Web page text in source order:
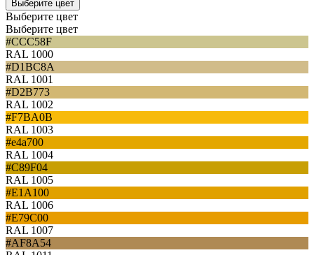
Выберите цвет
Выберите цвет
Выберите цвет
#CCC58F
RAL 1000
#D1BC8A
RAL 1001
#D2B773
RAL 1002
#F7BA0B
RAL 1003
#e4a700
RAL 1004
#C89F04
RAL 1005
#E1A100
RAL 1006
#E79C00
RAL 1007
#AF8A54